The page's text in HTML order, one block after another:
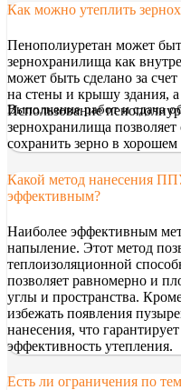
Выполнение работ и сдача
Как можно утеплить
Пенополиуретан может
зернохранилища как
может быть сделано за
на стены и крышу здания,
Использование
зернохранилища
сохранить зерно в хорошем
Какой метод нанесения
эффективным?
Наиболее эффективным
напыление. Этот метод
теплоизоляционной
позволяет равномерно и
углы и пространства.
избежать появления
нанесения, что
эффективность утепления.
Есть ли ограничения по